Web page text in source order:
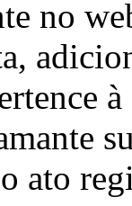
no
ato